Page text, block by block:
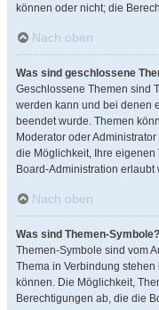
können oder nicht; die
Nach oben
Was sind geschlossene
Geschlossene Themen sind
werden kann und bei denen
beendet wurde. Themen
Moderator oder
die Möglichkeit, Ihre
Board-Administration erlaubt
Nach oben
Was sind Themen-Symbole?
Themen-Symbole sind vom
Thema in Verbindung
können. Die Möglichkeit,
Berechtigungen ab, die die